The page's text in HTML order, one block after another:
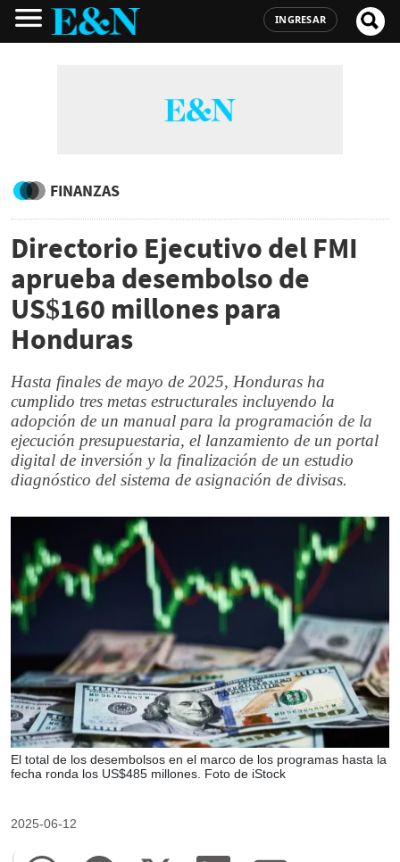
INGRESAR
FINANZAS
Directorio Ejecutivo del FMI
aprueba desembolso de
US$160 millones para
Honduras
Hasta finales de mayo de 2025, Honduras ha
cumplido tres metas estructurales incluyendo la
adopción de un manual para la programación de la
ejecución presupuestaria, el lanzamiento de un portal
digital de inversión y la finalización de un estudio
diagnóstico del sistema de asignación de divisas.
El total de los desembolsos en el marco de los programas hasta la
fecha ronda los US$485 millones. Foto de iStock
2025-06-12